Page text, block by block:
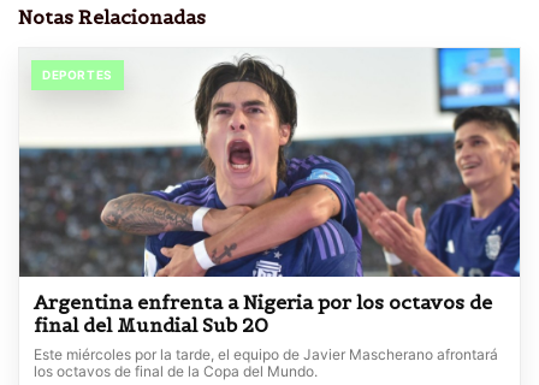
Notas Relacionadas
DEPORTES
Argentina enfrenta a Nigeria por los octavos de
final del Mundial Sub 20
Este miércoles por la tarde, el equipo de Javier Mascherano afrontará
los octavos de final de la Copa del Mundo.